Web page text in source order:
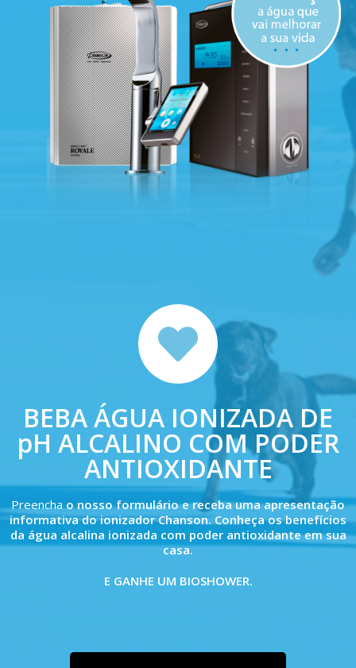
BEBA ÁGUA IONIZADA DE
pH ALCALINO COM PODER
ANTIOXIDANTE
Preenchao nosso formulário e receba uma apresentação
informativa doionizador Chanson. Conheça os benefícios
da água alcalina ionizada com poder antioxidante em sua
casa.
E GANHE UM BIOSHOWER.